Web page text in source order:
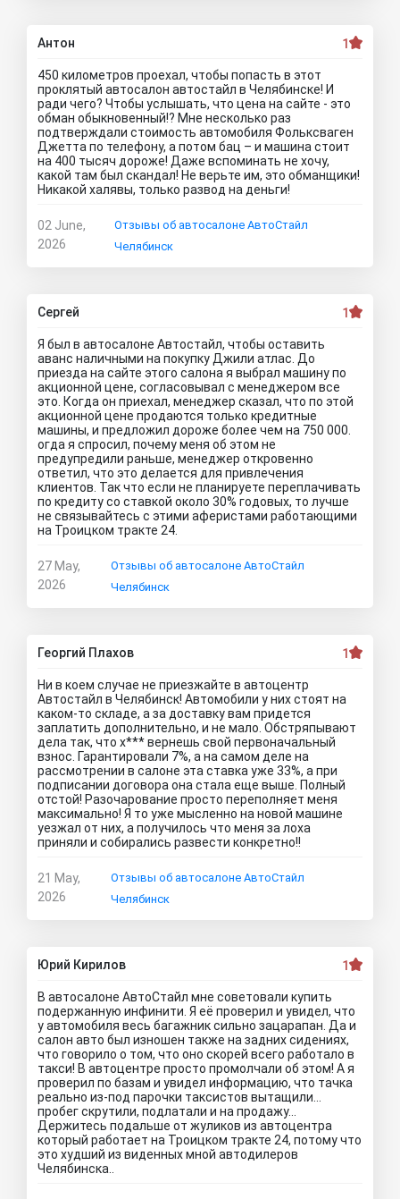
Антон 1
450 километров проехал, чтобы попасть в этот
проклятый автосалон автостайл в Челябинске! И
ради чего? Чтобы услышать, что цена на сайте - это
обман обыкновенный!? Мне несколько раз
подтверждали стоимость автомобиля Фольксваген
Джетта по телефону, а потом бац – и машина стоит
на 400 тысяч дороже! Даже вспоминать не хочу,
какой там был скандал! Не верьте им, это обманщики!
Никакой халявы, только развод на деньги!
02 June,
2026
Отзывы об автосалоне АвтоСтайл
Челябинск
Сергей 1
Я был в автосалоне Автостайл, чтобы оставить
аванс наличными на покупку Джили атлас. До
приезда на сайте этого салона я выбрал машину по
акционной цене, согласовывал с менеджером все
это. Когда он приехал, менеджер сказал, что по этой
акционной цене продаются только кредитные
машины, и предложил дороже более чем на 750 000.
огда я спросил, почему меня об этом не
предупредили раньше, менеджер откровенно
ответил, что это делается для привлечения
клиентов. Так что если не планируете переплачивать
по кредиту со ставкой около 30% годовых, то лучше
не связывайтесь с этими аферистами работающими
на Троицком тракте 24.
27 May,
2026
Отзывы об автосалоне АвтоСтайл
Челябинск
Георгий Плахов 1
Ни в коем случае не приезжайте в автоцентр
Автостайл в Челябинск! Автомобили у них стоят на
каком-то складе, а за доставку вам придется
заплатить дополнительно, и не мало. Обстряпывают
дела так, что х*** вернешь свой первоначальный
взнос. Гарантировали 7%, а на самом деле на
рассмотрении в салоне эта ставка уже 33%, а при
подписании договора она стала еще выше. Полный
отстой! Разочарование просто переполняет меня
максимально! Я то уже мысленно на новой машине
уезжал от них, а получилось что меня за лоха
приняли и собирались развести конкретно!!
21 May,
2026
Отзывы об автосалоне АвтоСтайл
Челябинск
Юрий Кирилов 1
В автосалоне АвтоСтайл мне советовали купить
подержанную инфинити. Я её проверил и увидел, что
у автомобиля весь багажник сильно зацарапан. Да и
салон авто был изношен также на задних сидениях,
что говорило о том, что оно скорей всего работало в
такси! В автоцентре просто промолчали об этом! А я
проверил по базам и увидел информацию, что тачка
реально из-под парочки таксистов вытащили...
пробег скрутили, подлатали и на продажу...
Держитесь подальше от жуликов из автоцентра
который работает на Троицком тракте 24, потому что
это худший из виденных мной автодилеров
Челябинска..